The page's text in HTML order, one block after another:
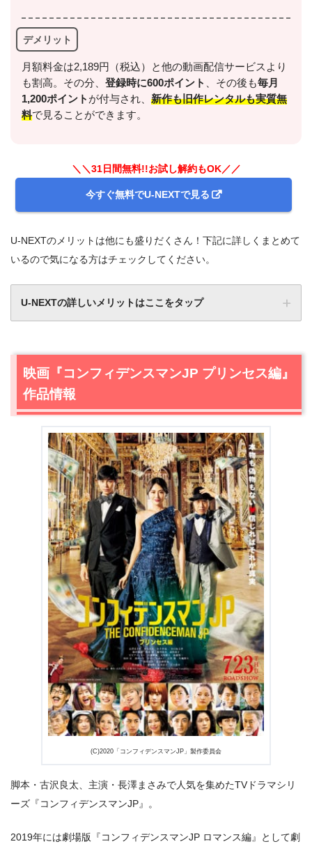
デメリット
月額料金は2,189円（税込）と他の動画配信サービスより
も割高。その分、 登録時に600ポイント 、その後も毎月
1,200ポイント が付与され、 新作も旧作レンタルも実質無
料で見ることができます。
＼＼31日間無料!!お試し解約もOK／／
今すぐ無料でU-NEXTで見る
U-NEXTのメリットは他にも盛りだくさん！下記に詳しくまとめて
いるので気になる方はチェックしてください。
U-NEXTの詳しいメリットはここをタップ
出典: U-NEXTヘルプセンター
出典:U-NEXT
映画『コンフィデンスマンJP プリンセス編』
作品情報
(C)2020「コンフィデンスマンJP」製作委員会
脚本・古沢良太、主演・長澤まさみで人気を集めたTVドラマシリ
ーズ『コンフィデンスマンJP』。
2019年には劇場版『コンフィデンスマンJP ロマンス編』として劇